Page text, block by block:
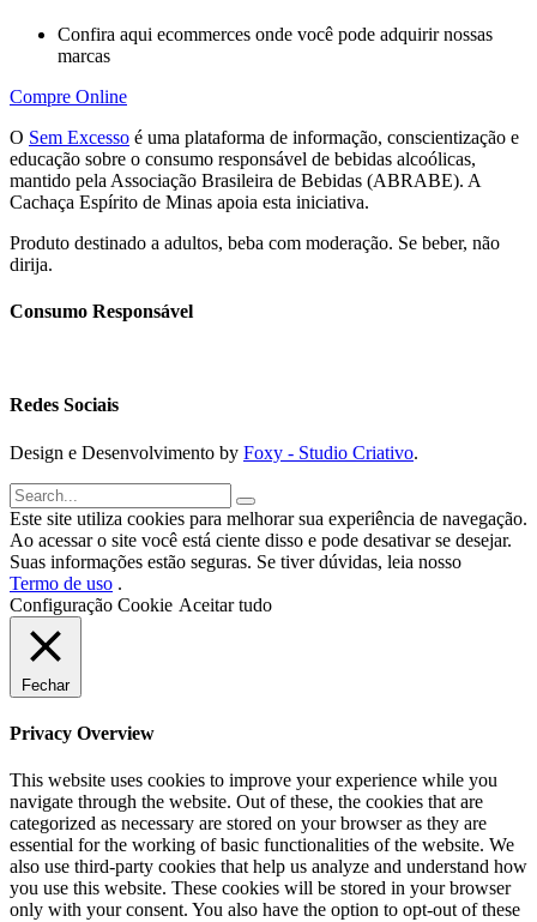
Confira aqui ecommerces onde você pode adquirir nossas
marcas
Compre Online
O Sem Excesso é uma plataforma de informação, conscientização e
educação sobre o consumo responsável de bebidas alcoólicas,
mantido pela Associação Brasileira de Bebidas (ABRABE). A
Cachaça Espírito de Minas apoia esta iniciativa.
Produto destinado a adultos, beba com moderação. Se beber, não
dirija.
Consumo Responsável
Redes Sociais
Design e Desenvolvimento by Foxy - Studio Criativo.
Este site utiliza cookies para melhorar sua experiência de navegação.
Ao acessar o site você está ciente disso e pode desativar se desejar.
Suas informações estão seguras. Se tiver dúvidas, leia nosso
Termo de uso .
Configuração Cookie Aceitar tudo
Fechar
Privacy Overview
This website uses cookies to improve your experience while you
navigate through the website. Out of these, the cookies that are
categorized as necessary are stored on your browser as they are
essential for the working of basic functionalities of the website. We
also use third-party cookies that help us analyze and understand how
you use this website. These cookies will be stored in your browser
only with your consent. You also have the option to opt-out of these